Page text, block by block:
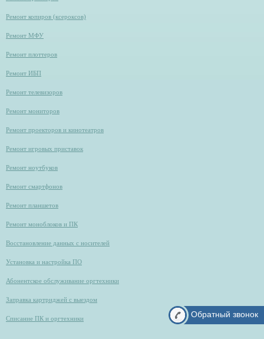
Обратный звонок
Ремонт копиров (ксероксов)
Ремонт МФУ
Ремонт плоттеров
Ремонт ИБП
Ремонт телевизоров
Ремонт мониторов
Ремонт проекторов и кинотеатров
Ремонт игровых приставок
Ремонт ноутбуков
Ремонт смартфонов
Ремонт планшетов
Ремонт моноблоков и ПК
Восстановление данных с носителей
Установка и настройка ПО
Абонентское обслуживание оргтехники
Заправка картриджей с выездом
Списание ПК и оргтехники